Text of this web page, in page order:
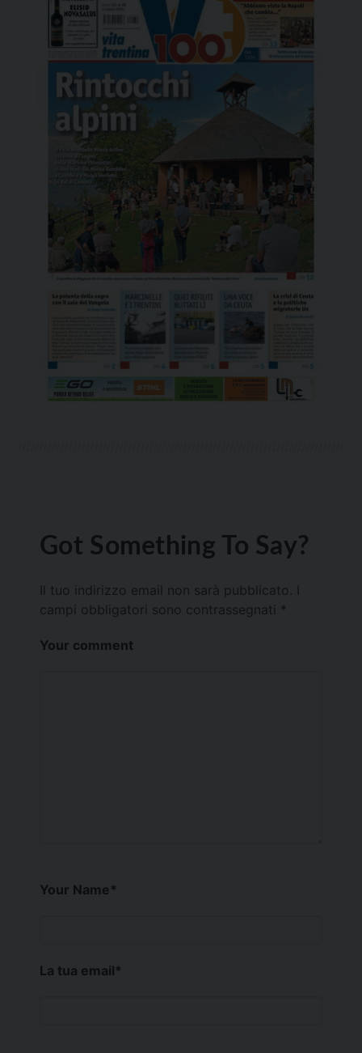
Got Something To Say?
Il tuo indirizzo email non sarà pubblicato.
campi obbligatori sono contrassegnati *
Your comment
Your Name*
La tua email*